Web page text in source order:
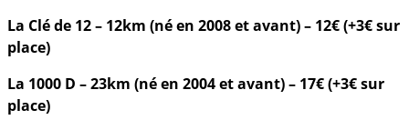
La Clé de 12 – 12km (né en 2008 et avant) – 12€ (+3€ sur
place)
La 1000 D – 23km (né en 2004 et avant) – 17€ (+3€ sur
place)